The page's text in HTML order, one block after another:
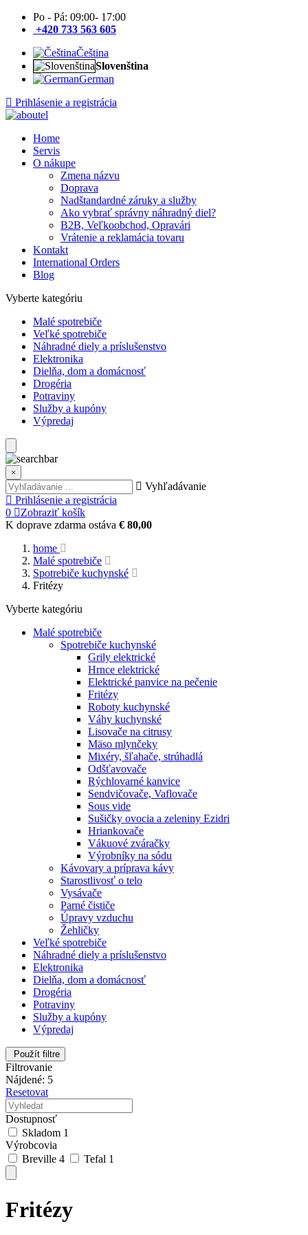
Po - Pá: 09:00- 17:00
+420 733 563 605
Čeština
Slovenština
German
Prihlásenie a registrácia
Home
Servis
O nákupe
Zmena názvu
Doprava
Nadštandardné záruky a služby
Ako vybrať správny náhradný diel?
B2B, Veľkoobchod, Opravári
Vrátenie a reklamácia tovaru
Kontakt
International Orders
Blog
Vyberte kategóriu
Malé spotrebiče
Veľké spotrebiče
Náhradné diely a príslušenstvo
Elektronika
Dielňa, dom a domácnosť
Drogéria
Potraviny
Služby a kupóny
Výpredaj
×
Vyhľadávanie
Prihlásenie a registrácia
0
Zobraziť košík
K doprave zdarma ostáva € 80,00
home
Malé spotrebiče
Spotrebiče kuchynské
Fritézy
Vyberte kategóriu
Malé spotrebiče
Spotrebiče kuchynské
Grily elektrické
Hrnce elektrické
Elektrické panvice na pečenie
Fritézy
Roboty kuchynské
Váhy kuchynské
Lisovače na citrusy
Mäso mlynčeky
Mixéry, šľahače, strúhadlá
Odšťavovače
Rýchlovarné kanvice
Sendvičovače, Vaflovače
Sous vide
Sušičky ovocia a zeleniny Ezidri
Hriankovače
Vákuové zváračky
Výrobníky na sódu
Kávovary a príprava kávy
Starostlivosť o telo
Vysávače
Parné čističe
Úpravy vzduchu
Žehličky
Veľké spotrebiče
Náhradné diely a príslušenstvo
Elektronika
Dielňa, dom a domácnosť
Drogéria
Potraviny
Služby a kupóny
Výpredaj
Použít filtre
Filtrovanie
Nájdené: 5
Resetovat
Dostupnosť
Skladom 1
Výrobcovia
Breville 4 Tefal 1
Fritézy